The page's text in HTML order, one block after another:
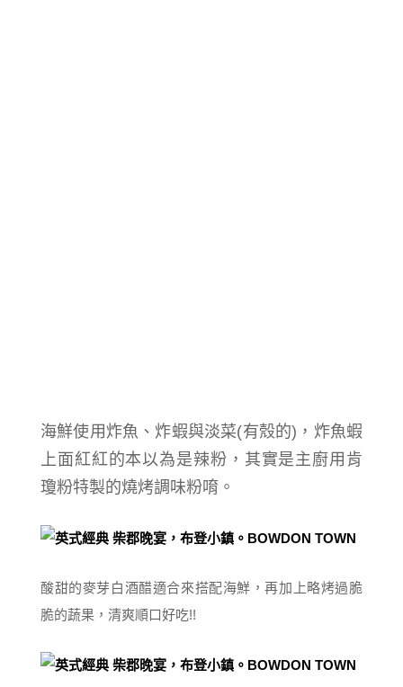
海鮮使用炸魚、炸蝦與淡菜(有殼的)， 炸魚蝦
上面紅紅的本以為是辣粉，其實是主廚用肯
瓊粉特製的燒烤調味粉唷。
酸甜的麥芽白酒醋適合來搭配海鮮，再加上略烤過脆
脆的蔬果，清爽順口好吃!!